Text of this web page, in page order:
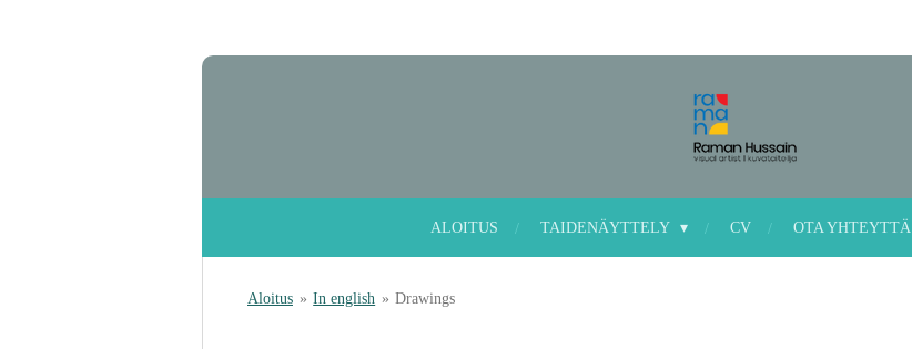
ALOITUS TAIDENÄYTTELY CV OTA YHTEYTTÄ
Aloitus » In english » Drawings